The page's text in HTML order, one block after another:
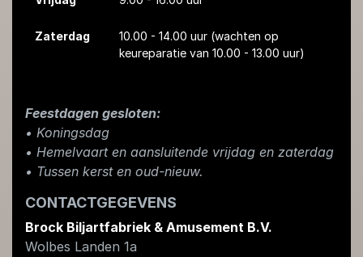
Zaterdag 10.00 - 14.00 uur (wachten op
keureparatie van 10.00 - 13.00 uur)
Feestdagen gesloten:
• Koningsdag
​• Hemelvaart en aansluitende vrijdag en zaterdag
• Tussen kerst en oud-nieuw.
CONTACTGEGEVENS
Brock Biljartfabriek & Amusement B.V.
Wolbes Landen 1a